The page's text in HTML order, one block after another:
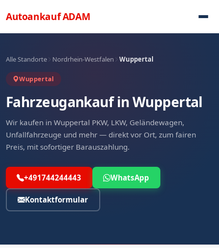
AutoankaufADAM
Alle Standorte Nordrhein-Westfalen Wuppertal
Wuppertal
Fahrzeugankauf in Wuppertal
Wir kaufen in Wuppertal PKW, LKW, Geländewagen,
Unfallfahrzeuge und mehr — direkt vor Ort, zum fairen
Preis, mit sofortiger Barauszahlung.
+491744244443 WhatsApp
Kontaktformular